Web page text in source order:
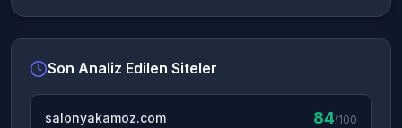
Son Analiz Edilen Siteler
salonyakamoz.com 84/100